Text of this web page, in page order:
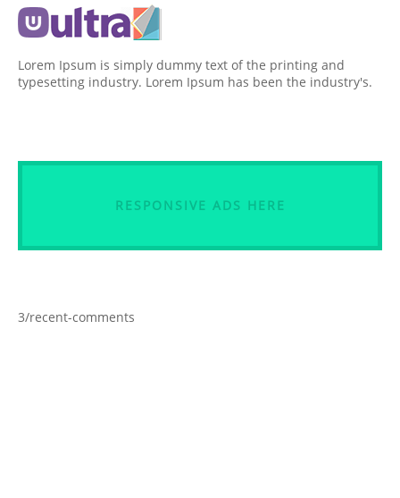
Lorem Ipsum is simply dummy text of the printing and
typesetting industry. Lorem Ipsum has been the industry's.
RESPONSIVE ADS HERE
3/recent-comments